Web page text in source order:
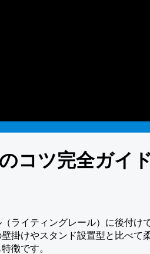
コツ完全ガイ
ライティングレール）に後付
掛けやスタンド設置型と比べ
徴です。